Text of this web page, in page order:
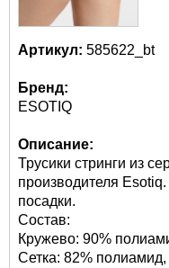
Артикул: 585622_bt
Бренд:
ESOTIQ
Описание:
Трусики стринги из
производителя
посадки.
Состав:
Кружево: 90%
Сетка: 82% полиамид,